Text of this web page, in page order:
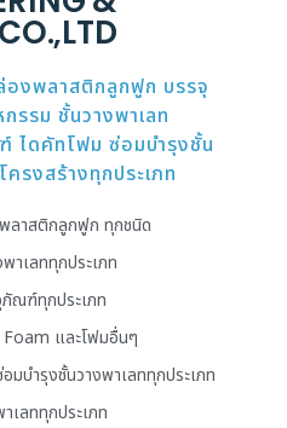
องพลาสติกลูกฟูก บรรจุ
รรม ชั้นวางพาเลท
ไดคัทโฟม ซ่อมบำรุงชั้น
ครงสร้างทุกประเภท
ลาสติกลูกฟูก ทุกชนิด
าเลททุกประเภท
ณฑ์ทุกประเภท
และโฟมอื่นๆ
บำรุงชั้นวางพาเลททุกประเภท
เลททุกประเภท